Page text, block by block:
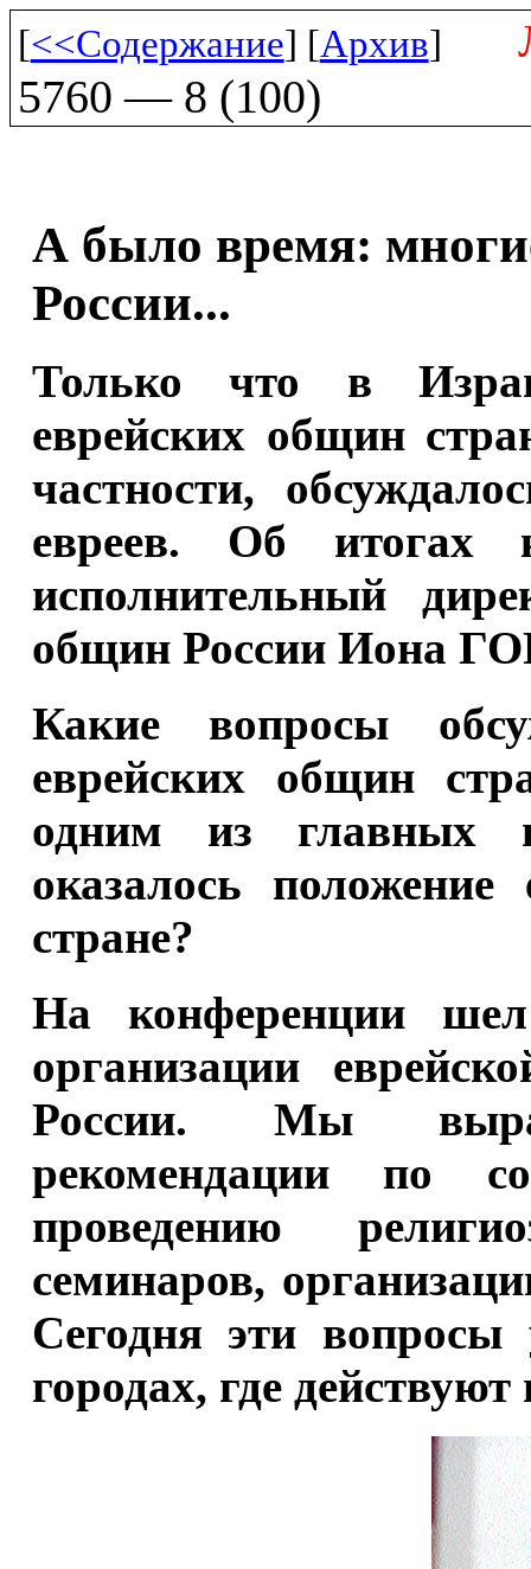
[<<Содержание] [Архив]
5760 — 8 (100)
А было время:
России...
Только что в
еврейских общин
частности,
евреев. Об итогах
исполнительный
общин России Иона
Какие вопросы
еврейских общин
одним из главных
оказалось
стране?
На конференции
организации
России. Мы
рекомендации по
проведению
семинаров,
Сегодня эти
городах, где